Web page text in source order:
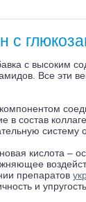
с
с высоким
Все эти
в состав
систему
кислота –
препаратов
и